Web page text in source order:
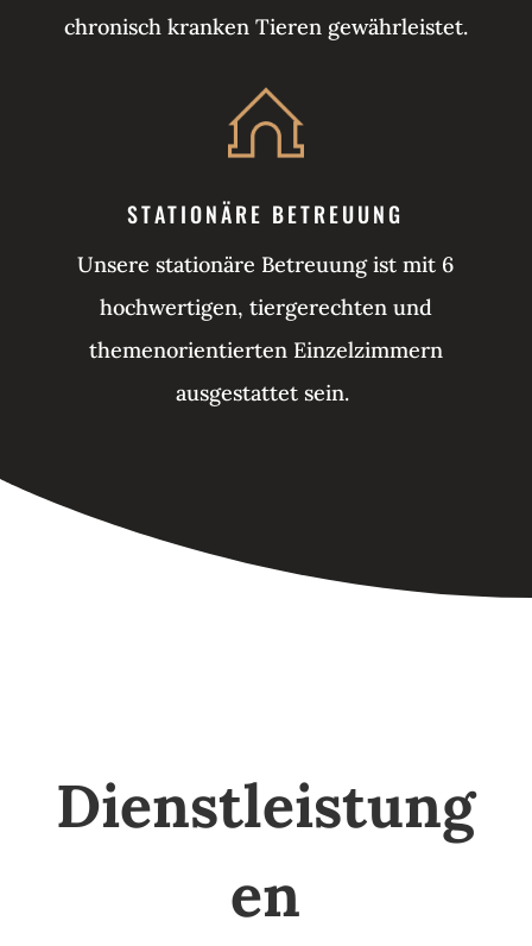
chronisch kranken Tieren gewährleistet.
STATIONÄRE BETREUUNG
Unsere stationäre Betreuung ist mit 6
hochwertigen, tiergerechten und
themenorientierten Einzelzimmern
ausgestattet sein.
Dienstleistung
en